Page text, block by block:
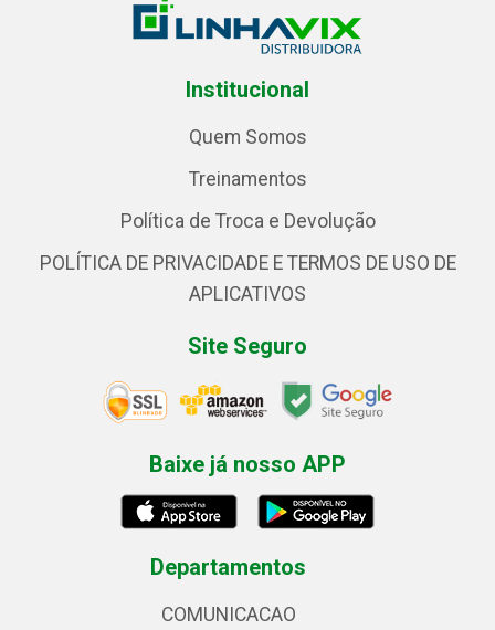
Institucional
Quem Somos
Treinamentos
Política de Troca e Devolução
POLÍTICA DE PRIVACIDADE E TERMOS DE USO DE
APLICATIVOS
Site Seguro
Baixe já nosso APP
Departamentos
COMUNICACAO